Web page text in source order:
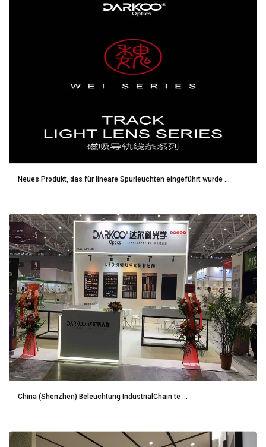
Neues Produkt, das für lineare Spurleuchten eingeführt wurde ...
China (Shenzhen) Beleuchtung IndustrialChain te ...